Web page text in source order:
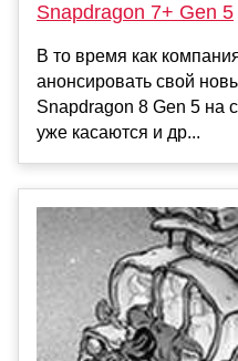
Snapdragon 7+ Gen 5
В то время как
анонсировать свой
Snapdragon 8 Gen 5 на
уже касаются и др...